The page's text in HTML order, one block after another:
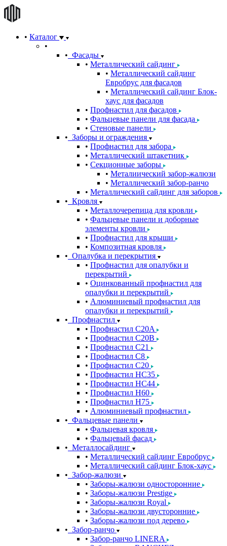
Каталог
Фасады
Металлический сайдинг
Металлический сайдинг
Евробрус для фасадов
Металлический сайдинг Блок-
хаус для фасадов
Профнастил для фасадов
Фальцевые панели для фасада
Стеновые панели
Заборы и ограждения
Профнастил для забора
Металлический штакетник
Секционные заборы
Металиический забор-жалюзи
Металлический забор-ранчо
Металлический сайдинг для заборов
Кровля
Металлочерепица для кровли
Фальцевые панели и доборные
элементы кровли
Профнастил для крыши
Композитная кровля
Опалубка и перекрытия
Профнастил для опалубки и
перекрытий
Оцинкованный профнастил для
опалубки и перекрытий
Алюминиевый профнастил для
опалубки и перекрытий
Профнастил
Профнастил С20A
Профнастил С20B
Профнастил С21
Профнастил С8
Профнастил С20
Профнастил НС35
Профнастил НС44
Профнастил Н60
Профнастил Н75
Алюминиевый профнастил
Фальцевые панели
Фальцевая кровля
Фальцевый фасад
Металлосайдинг
Металлический сайдинг Евробрус
Металлический сайдинг Блок-хаус
Забор-жалюзи
Заборы-жалюзи односторонние
Заборы-жалюзи Prestige
Заборы-жалюзи Royal
Заборы-жалюзи двусторонние
Заборы-жалюзи под дерево
Забор-ранчо
Забор-ранчо LINERA